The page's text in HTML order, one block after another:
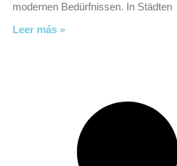
modernen Bedürfnissen. In Städten
Leer más »